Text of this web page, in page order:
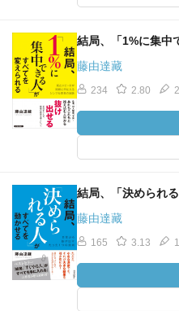
結局、「1%に集中
藤由達藏
234 2.80
結局、「決められ
藤由達藏
165 3.13